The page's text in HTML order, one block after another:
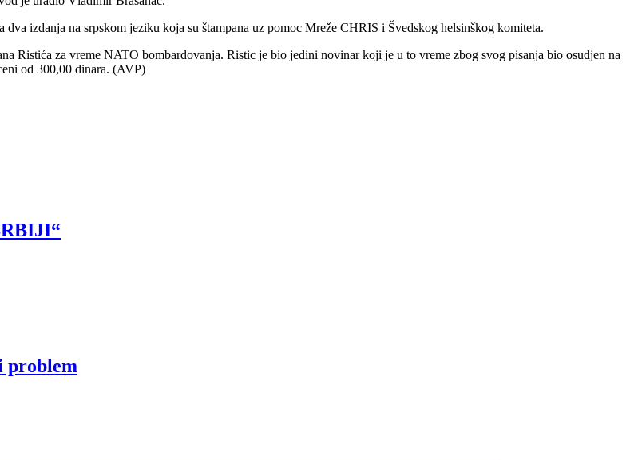
izdanja na srpskom jeziku koja su štampana uz pomoc Mreže CHRIS i Švedskog helsinškog komiteta.
Ristića za vreme NATO bombardovanja. Ristic je bio jedini novinar koji je u to vreme zbog svog pisanja bio osudjen na
od 300,00 dinara. (AVP)
problem